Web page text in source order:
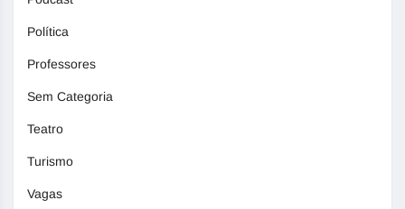
Política
Professores
Sem Categoria
Teatro
Turismo
Vagas